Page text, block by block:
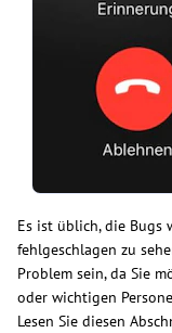
Es ist üblich, die Bugs
fehlgeschlagen zu
Problem sein, da Sie
oder wichtigen
Lesen Sie diesen